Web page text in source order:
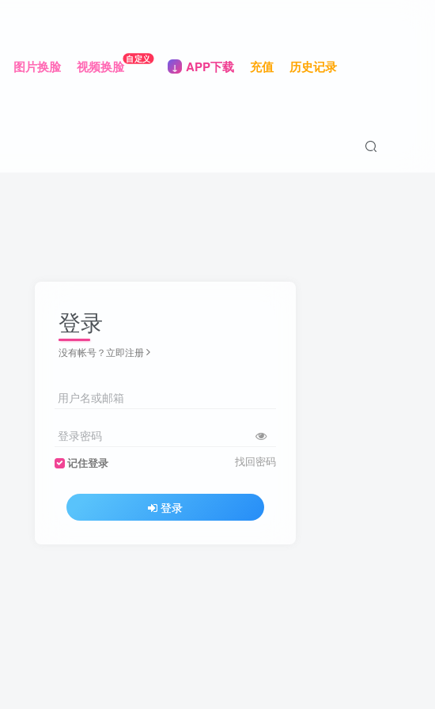
图片换脸 视频换脸 自定义 APP下载 充值 历史记录
登录
没有帐号？立即注册
用户名或邮箱
登录密码
记住登录 找回密码
登录